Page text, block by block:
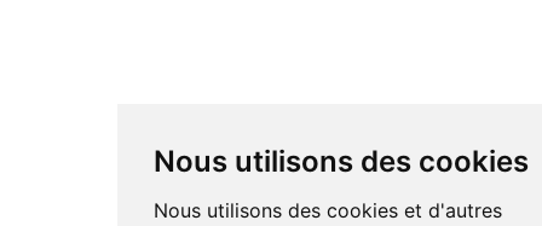
Nous utilisons des cookies
Nous utilisons des cookies et d'autres